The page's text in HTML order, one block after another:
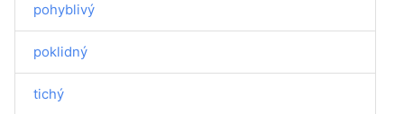
pohyblivý
poklidný
tichý